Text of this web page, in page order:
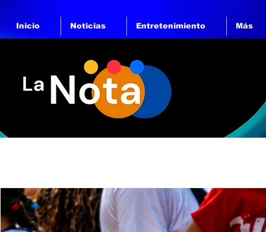
Inicio Noticias Entretenimiento Más